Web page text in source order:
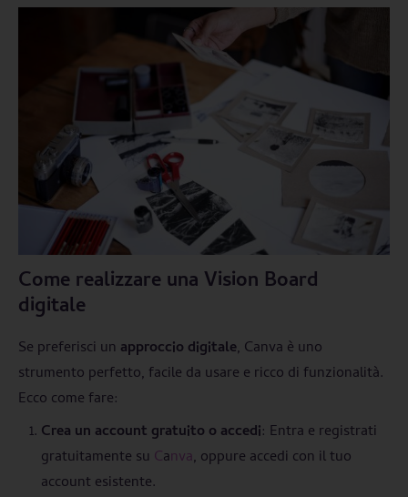
Come realizzare una Vision Board
digitale
Se preferisci un approccio digitale, Canva è uno
strumento perfetto, facile da usare e ricco di funzionalità.
Ecco come fare:
Crea un account gratuito o accedi: Entra e registrati
gratuitamente su Canva, oppure accedi con il tuo
account esistente.